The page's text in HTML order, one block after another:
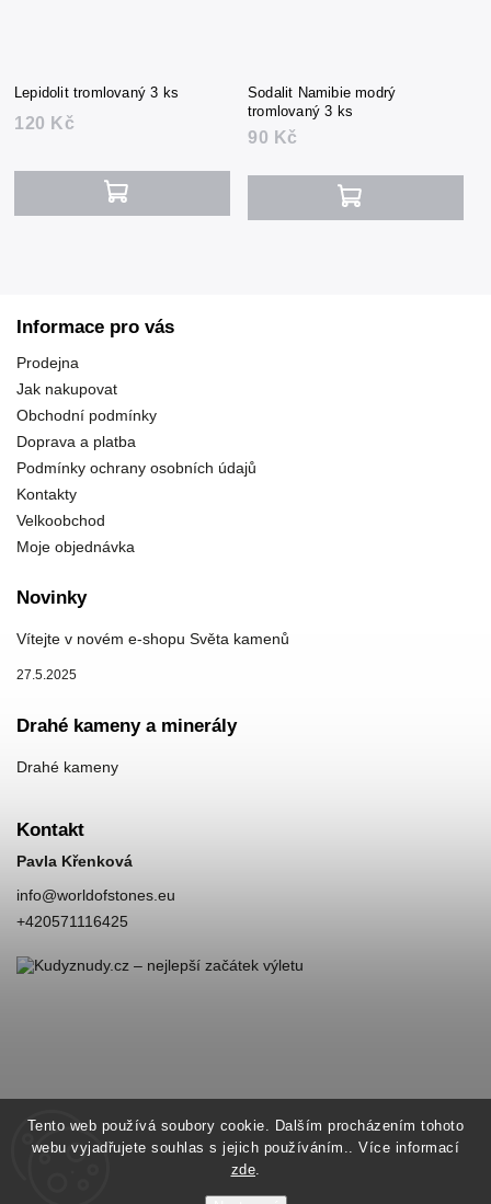
Tento web používá soubory cookie. Dalším procházením tohoto
webu vyjadřujete souhlas s jejich používáním.. Více informací
zde.
Lepidolit tromlovaný 3 ks
120 Kč
Sodalit Namibie modrý
tromlovaný 3 ks
90 Kč
Informace pro vás
Prodejna
Jak nakupovat
Obchodní podmínky
Doprava a platba
Podmínky ochrany osobních údajů
Kontakty
Velkoobchod
Moje objednávka
Novinky
Vítejte v novém e-shopu Světa kamenů
27.5.2025
Drahé kameny a minerály
Drahé kameny
Kontakt
Pavla Křenková
info@worldofstones.eu
+420571116425